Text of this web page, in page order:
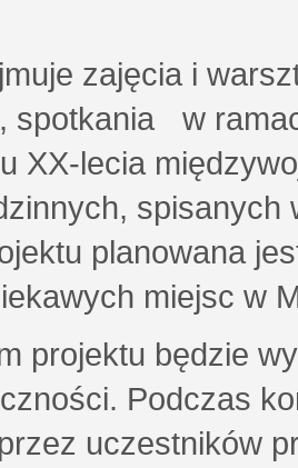
zajęcia i
spotkania w
XX-lecia
planowana
miejsc w
projektu będzie
Podczas
uczestników